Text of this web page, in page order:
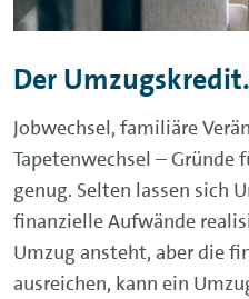
Der Umzugskredit.
Jobwechsel, familiäre
Tapetenwechsel – Gründe
genug. Selten lassen sich
finanzielle Aufwände
Umzug ansteht, aber die
ausreichen, kann ein